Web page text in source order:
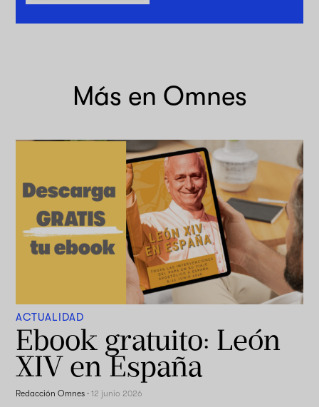
Más en Omnes
ACTUALIDAD
Ebook gratuito: León
XIV en España
Redacción Omnes ·12 junio 2026